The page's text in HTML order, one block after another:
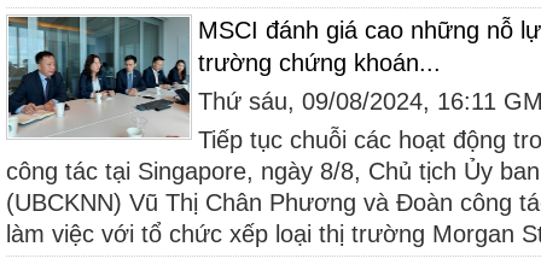
MSCI đánh giá cao những nỗ
trường chứng khoán...
Thứ sáu, 09/08/2024, 16:11
Tiếp tục chuỗi các hoạt động
công tác tại Singapore, ngày 8/8, Chủ tịch Ủy
(UBCKNN) Vũ Thị Chân Phương và Đoàn công
làm việc với tổ chức xếp loại thị trường Morgan